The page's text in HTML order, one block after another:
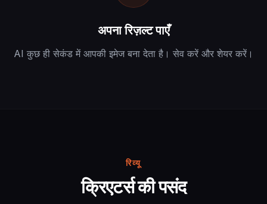
अपना रिज़ल्ट पाएँ
AI कुछ ही सेकंड में आपकी इमेज बना देता है। सेव करें और शेयर करें।
रिव्यू
क्रिएटर्स की पसंद